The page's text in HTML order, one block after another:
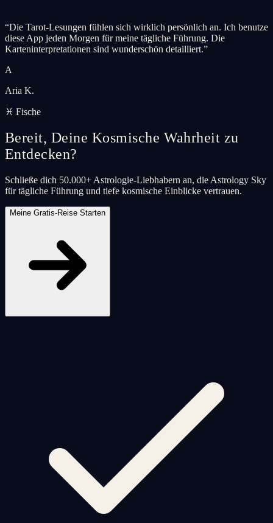
“Die Tarot-Lesungen fühlen sich wirklich persönlich an. Ich benutze
diese App jeden Morgen für meine tägliche Führung. Die
Karteninterpretationen sind wunderschön detailliert.”
A
Aria K.
♓ Fische
Bereit, Deine Kosmische Wahrheit zu
Entdecken?
Schließe dich 50.000+ Astrologie-Liebhabern an, die Astrology Sky
für tägliche Führung und tiefe kosmische Einblicke vertrauen.
Meine Gratis-Reise Starten